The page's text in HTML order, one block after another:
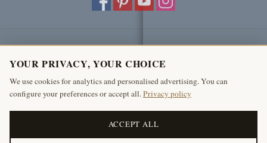
Produkte
Mein Konto
The Antique Fireplace Bank
YOUR PRIVACY, YOUR CHOICE
We use cookies for analytics and personalised advertising. You can
configure your preferences or accept all.Privacy policy
ACCEPT ALL